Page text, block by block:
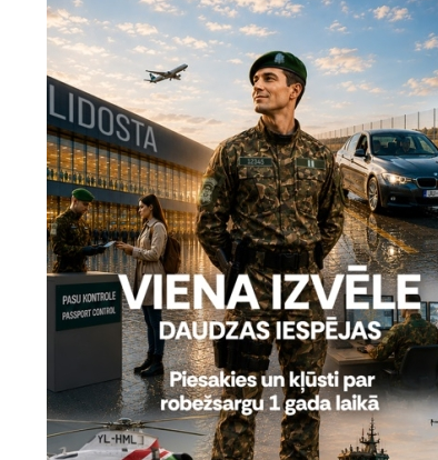
Vēlos atstāt savu e-pastu saziņai
Privātuma politika